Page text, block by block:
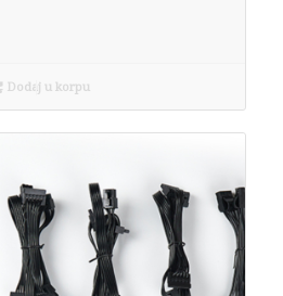
Dodaj u korpu